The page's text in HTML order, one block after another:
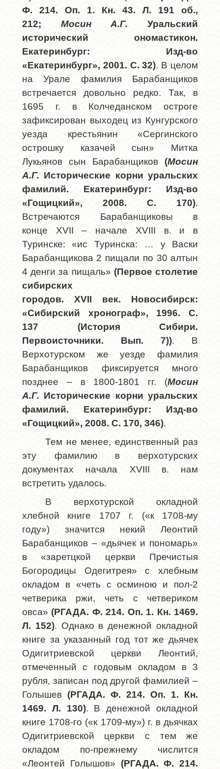
Ф. 214. Оп. 1. Кн. 43. Л. 191 об.,
212; Мосин А.Г. Уральский
исторический ономастикон.
Екатеринбург: Изд-во
«Екатеринбург», 2001. С. 32). В целом
на Урале фамилия Барабанщиков
встречается довольно редко. Так, в
1695 г. в Колчеданском остроге
зафиксирован выходец из Кунгурского
уезда крестьянин «Сергинского
острошку казачей сын» Митка
Лукьянов сын Барабанщиков (Мосин
А.Г. Исторические корни уральских
фамилий. Екатеринбург: Изд-во
«Гощицкий», 2008. С. 170).
Встречаются Барабанщиковы в
конце XVII – начале XVIII в. и в
Туринске: «ис Туринска: … у Васки
Барабанщикова 2 пищали по 30 алтын
4 денги за пищаль» (Первое столетие
сибирских
городов. XVII век. Новосибирск:
«Сибирский хронограф», 1996. С.
137 (История Сибири.
Первоисточники. Вып. 7)). В
Верхотурском же уезде фамилия
Барабанщиков фиксируется много
позднее – в 1800-1801 гг. (Мосин
А.Г. Исторические корни уральских
фамилий. Екатеринбург: Изд-во
«Гощицкий», 2008. С. 170, 346).
Тем не менее, единственный раз
эту фамилию в верхотурских
документах начала XVIII в. нам
встретить удалось.
В верхотурской окладной
хлебной книге 1707 г. («к 1708-му
году») значится некий Леонтий
Барабанщиков – «дьячек и пономарь»
в «заретцкой церкви Пречистыя
Богородицы Одегитрея» с хлебным
окладом в «четь с осминою и пол-2
четверика ржи, четь с четвериком
овса» (РГАДА. Ф. 214. Оп. 1. Кн. 1469.
Л. 152). Однако в денежной окладной
книге за указанный год тот же дьячек
Одигитриевской церкви Леонтий,
отмеченный с годовым окладом в 3
рубля, записан под другой фамилией –
Голышев (РГАДА. Ф. 214. Оп. 1. Кн.
1469. Л. 130). В денежной окладной
книге 1708-го («к 1709-му») г. в дьячках
Одигитриевской церкви с тем же
окладом по-прежнему числится
«Леонтей Голышов» (РГАДА. Ф. 214.